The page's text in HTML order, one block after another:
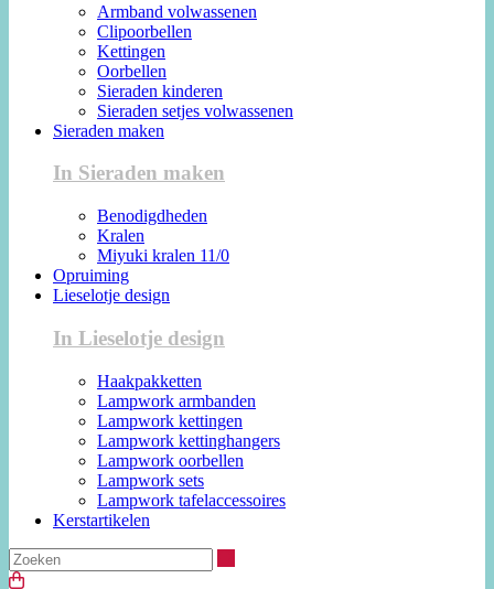
Armband volwassenen
Clipoorbellen
Kettingen
Oorbellen
Sieraden kinderen
Sieraden setjes volwassenen
Sieraden maken
In Sieraden maken
Benodigdheden
Kralen
Miyuki kralen 11/0
Opruiming
Lieselotje design
In Lieselotje design
Haakpakketten
Lampwork armbanden
Lampwork kettingen
Lampwork kettinghangers
Lampwork oorbellen
Lampwork sets
Lampwork tafelaccessoires
Kerstartikelen